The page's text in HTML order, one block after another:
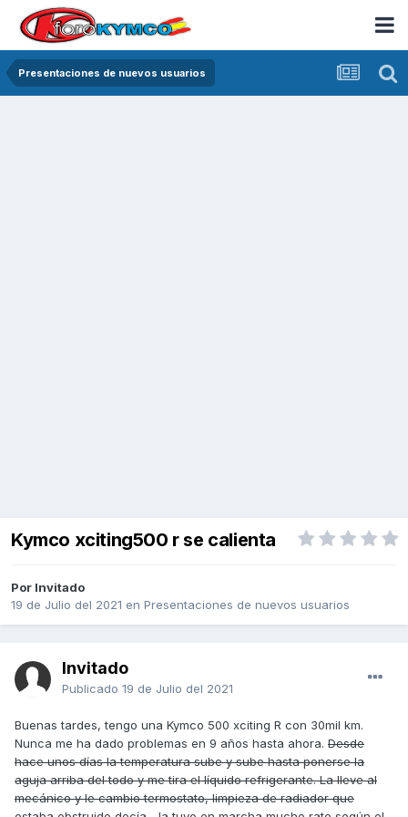
Presentaciones de nuevos usuarios
Kymco xciting500 r se calienta
Por Invitado
19 de Julio del 2021 en Presentaciones de nuevos usuarios
Invitado
Publicado 19 de Julio del 2021
Buenas tardes, tengo una Kymco 500 xciting R con 30mil km.
Nunca me ha dado problemas en 9 años hasta ahora. Desde
hace unos días la temperatura sube y sube hasta ponerse la
aguja arriba del todo y me tira el líquido refrigerante. La lleve al
mecánico y le cambio termostato, limpieza de radiador que